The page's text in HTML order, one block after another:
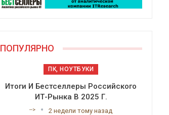
ПОПУЛЯРНО
ПК, НОУТБУКИ
Итоги И Бестселлеры Российского
ИТ-Рынка В 2025 Г.
--> 2 недели тому назад